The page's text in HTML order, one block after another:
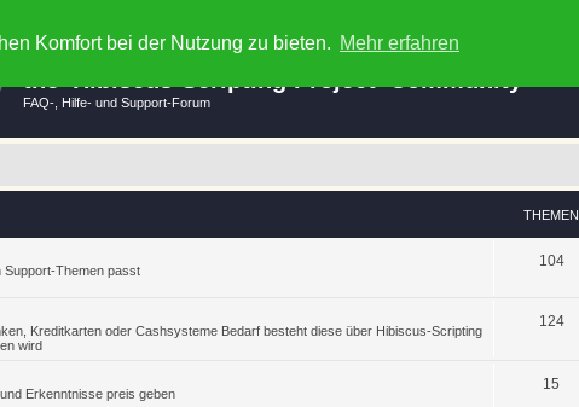
Komfort bei der Nutzung zu bieten. Mehr erfahren
FAQ-, Hilfe- und Support-Forum
THEMEN
Support-Themen passt
104
Kreditkarten oder Cashsysteme Bedarf besteht diese über Hibiscus-Scripting
wird
124
Erkenntnisse preis geben
15